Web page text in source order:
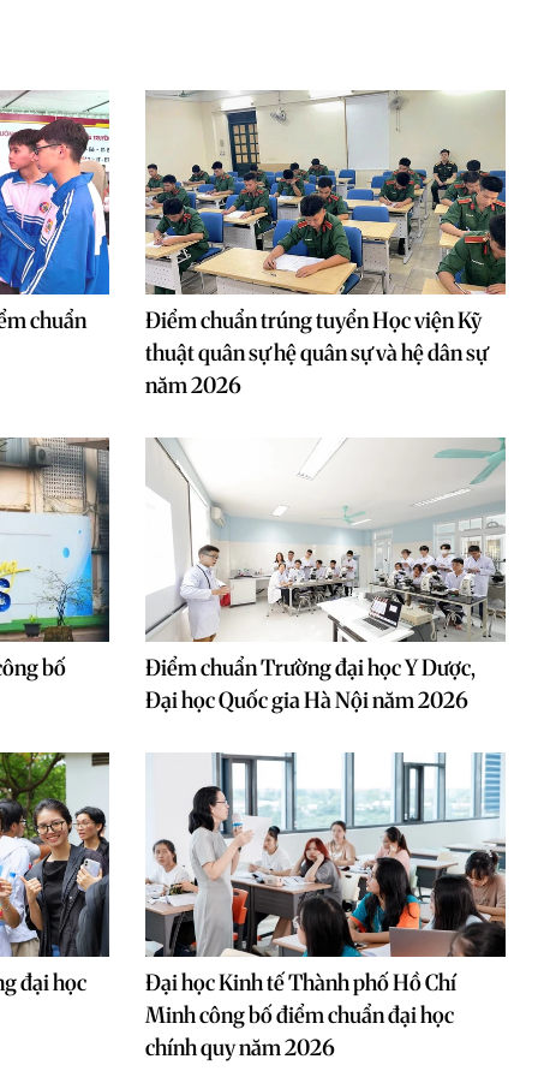
chuẩn
Điểm chuẩn trúng tuyển Học viện Kỹ
thuật quân sự hệ quân sự và hệ dân sự
năm 2026
bố
Điểm chuẩn Trường đại học Y Dược,
Đại học Quốc gia Hà Nội năm 2026
đại học
Đại học Kinh tế Thành phố Hồ Chí
Minh công bố điểm chuẩn đại học
chính quy năm 2026